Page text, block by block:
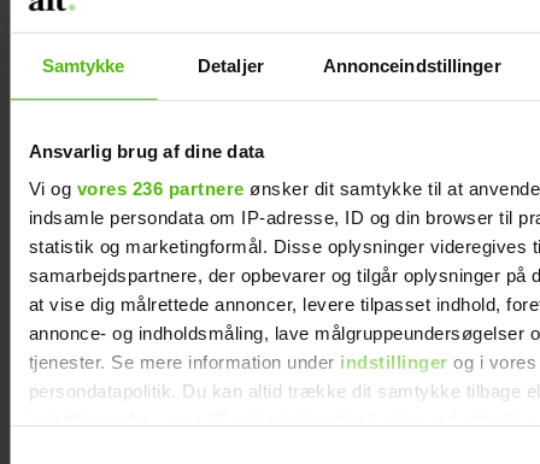
Samtykke Detaljer Annonceindstillinger
Ansvarlig brug af dine data
Vi og vores 236 partnere ønsker dit samtykke til at
indsamle persondata om IP-adresse, ID og din browser til
statistik og marketingformål. Disse oplysninger videregives
samarbejdspartnere, der opbevarer og tilgår oplysninger på
at vise dig målrettede annoncer, levere tilpasset indhold,
annonce- og indholdsmåling, lave målgruppeundersøgelser
tjenester. Se mere information under indstillinger og i vores
persondatapolitik. Du kan altid trække dit samtykke tilbage
Christina tabte 54 kilo – og holder vægten: ’I
dag ved jeg, hvorfor jeg blev så overvægtig’